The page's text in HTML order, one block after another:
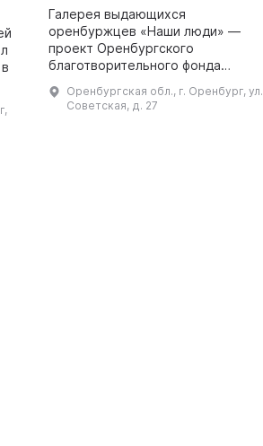
Галерея выдающихся
оренбуржцев «Наши люди» —
проект Оренбургского
благотворительного фонда
президента РФ. Здесь на
площади 56 квадратных метров
Оренбургская обл., г. Оренбург, ул.
Советская, д. 27